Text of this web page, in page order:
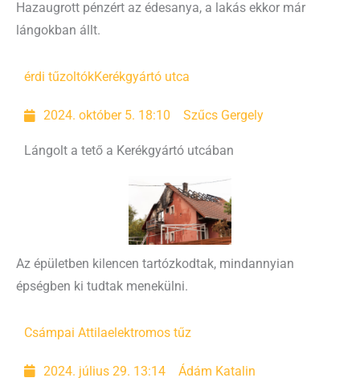
Hazaugrott pénzért az édesanya, a lakás ekkor már
lángokban állt.
érdi tűzoltókKerékgyártó utca
2024. október 5. 18:10 Szűcs Gergely
Lángolt a tető a Kerékgyártó utcában
Az épületben kilencen tartózkodtak, mindannyian
épségben ki tudtak menekülni.
Csámpai Attilaelektromos tűz
2024. július 29. 13:14 Ádám Katalin